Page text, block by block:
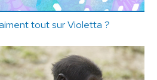
tout sur Violetta ?